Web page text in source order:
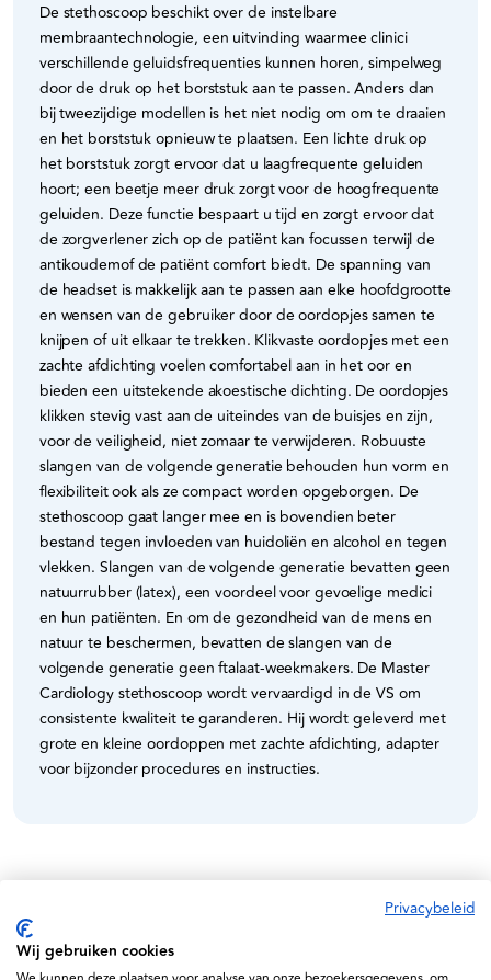
De stethoscoop beschikt over de instelbare
membraantechnologie, een uitvinding waarmee clinici
verschillende geluidsfrequenties kunnen horen, simpelweg
door de druk op het borststuk aan te passen. Anders dan
bij tweezijdige modellen is het niet nodig om om te draaien
en het borststuk opnieuw te plaatsen. Een lichte druk op
het borststuk zorgt ervoor dat u laagfrequente geluiden
hoort; een beetje meer druk zorgt voor de hoogfrequente
geluiden. Deze functie bespaart u tijd en zorgt ervoor dat
de zorgverlener zich op de patiënt kan focussen terwijl de
antikoudemof de patiënt comfort biedt. De spanning van
de headset is makkelijk aan te passen aan elke hoofdgrootte
en wensen van de gebruiker door de oordopjes samen te
knijpen of uit elkaar te trekken. Klikvaste oordopjes met een
zachte afdichting voelen comfortabel aan in het oor en
bieden een uitstekende akoestische dichting. De oordopjes
klikken stevig vast aan de uiteindes van de buisjes en zijn,
voor de veiligheid, niet zomaar te verwijderen. Robuuste
slangen van de volgende generatie behouden hun vorm en
flexibiliteit ook als ze compact worden opgeborgen. De
stethoscoop gaat langer mee en is bovendien beter
bestand tegen invloeden van huidoliën en alcohol en tegen
vlekken. Slangen van de volgende generatie bevatten geen
natuurrubber (latex), een voordeel voor gevoelige medici
en hun patiënten. En om de gezondheid van de mens en
natuur te beschermen, bevatten de slangen van de
volgende generatie geen ftalaat-weekmakers. De Master
Cardiology stethoscoop wordt vervaardigd in de VS om
consistente kwaliteit te garanderen. Hij wordt geleverd met
grote en kleine oordoppen met zachte afdichting, adapter
voor bijzonder procedures en instructies.
Privacybeleid
Wij gebruiken cookies